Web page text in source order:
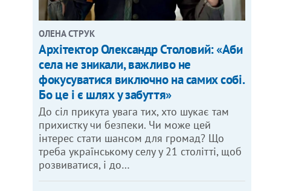
ОЛЕНА СТРУК
Архітектор Олександр Столовий: «Аби
села не зникали, важливо не
фокусуватися виключно на самих собі.
Бо це і є шлях у забуття»
До сіл прикута увага тих, хто шукає там
прихистку чи безпеки. Чи може цей
інтерес стати шансом для громад? Що
треба українському селу у 21 столітті, щоб
розвиватися, і до…